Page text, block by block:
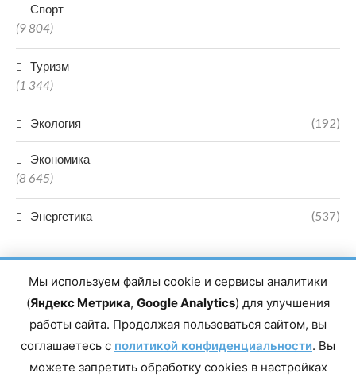
Спорт
(9 804)
Туризм
(1 344)
Экология (192)
Экономика
(8 645)
Энергетика (537)
Главный редактор сетевого издания Магомаев Тимур Нухович.
Контакты редакции: 8(988)-292-94-34 Почта: vestiskfo@gmail.com По
Республика Дагестан, г. Махачкала, пр-т Насрутдинова, д. 1а. Все
Мы используем файлы cookie и сервисы аналитики
(Яндекс Метрика, Google Analytics) для улучшения
работы сайта. Продолжая пользоваться сайтом, вы
соглашаетесь с политикой конфиденциальности. Вы
можете запретить обработку cookies в настройках